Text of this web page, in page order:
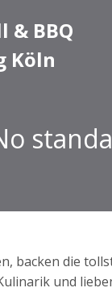
& BBQ
Köln
backen die
und